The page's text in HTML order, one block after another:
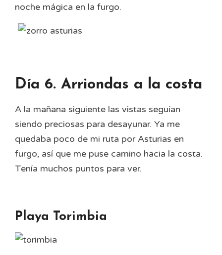
noche mágica en la furgo.
Día 6. Arriondas a la costa
A la mañana siguiente las vistas seguían
siendo preciosas para desayunar. Ya me
quedaba poco de mi ruta por Asturias en
furgo, así que me puse camino hacia la costa.
Tenía muchos puntos para ver.
Playa Torimbia